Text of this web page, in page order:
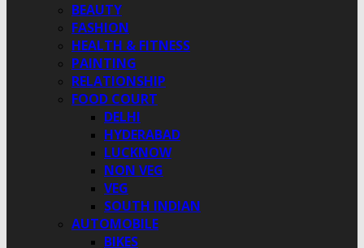
BEAUTY
FASHION
HEALTH & FITNESS
PAINTING
RELATIONSHIP
FOOD COURT
DELHI
HYDERABAD
LUCKNOW
NON VEG
VEG
SOUTH INDIAN
AUTOMOBILE
BIKES